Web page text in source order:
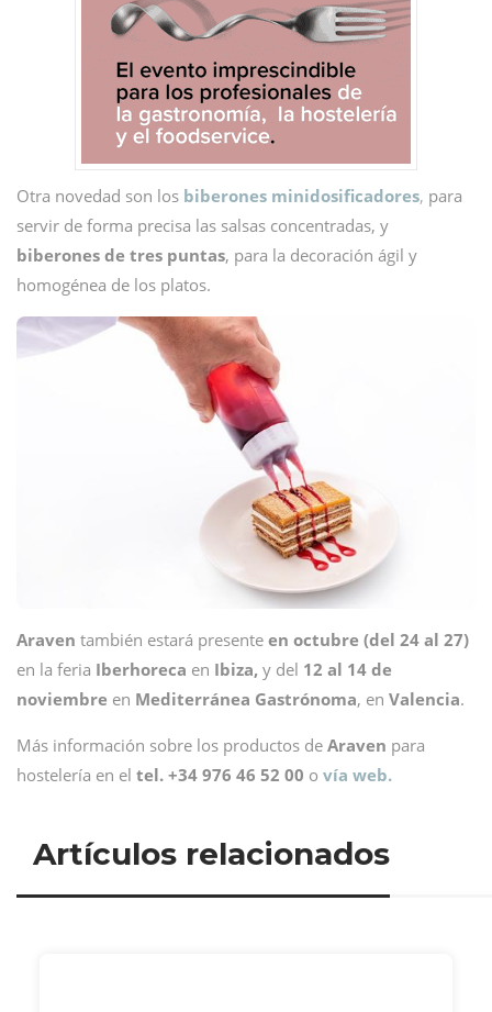
Otra novedad son los biberones minidosificadores, para
servir de forma precisa las salsas concentradas, y
biberones de tres puntas, para la decoración ágil y
homogénea de los platos.
Araven también estará presente en octubre (del 24 al 27)
en la feria Iberhoreca en Ibiza, y del 12 al 14 de
noviembre en Mediterránea Gastrónoma, en Valencia.
Más información sobre los productos de Araven para
hostelería en el tel. +34 976 46 52 00 o vía web.
Artículos relacionados